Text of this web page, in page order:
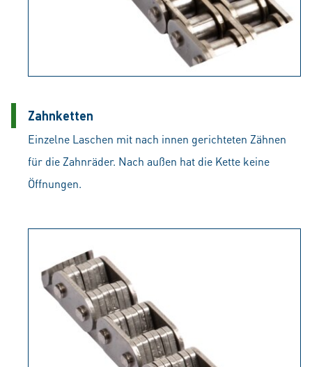
Zahnketten
Einzelne Laschen mit nach innen gerichteten Zähnen
für die Zahnräder. Nach außen hat die Kette keine
Öffnungen.